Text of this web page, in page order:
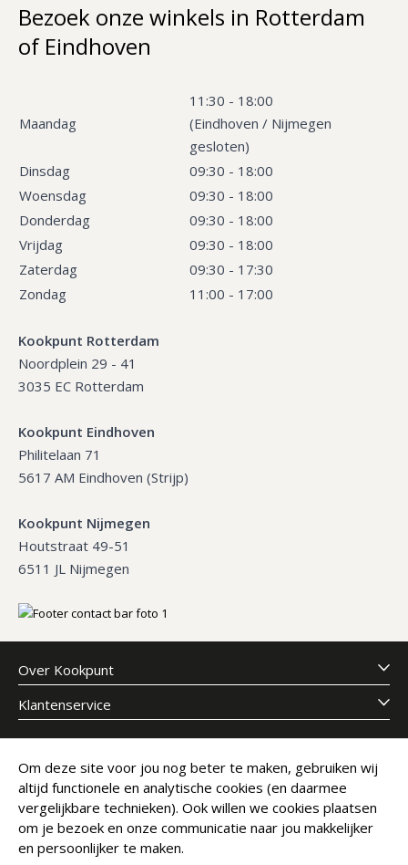
Bezoek onze winkels in Rotterdam
of Eindhoven
Maandag
11:30 - 18:00
(Eindhoven / Nijmegen
gesloten)
Dinsdag
09:30 - 18:00
Woensdag
09:30 - 18:00
Donderdag
09:30 - 18:00
Vrijdag
09:30 - 18:00
Zaterdag
09:30 - 17:30
Zondag
11:00 - 17:00
Kookpunt Rotterdam
Noordplein 29 - 41
3035 EC Rotterdam
Kookpunt Eindhoven
Philitelaan 71
5617 AM Eindhoven (Strijp)
Kookpunt Nijmegen
Houtstraat 49-51
6511 JL Nijmegen
Over Kookpunt
Klantenservice
Meld je aan voor onze nieuwsbrief
E-mailadres
Abonneer
Om deze site voor jou nog beter te maken, gebruiken wij
altijd functionele en analytische cookies (en daarmee
vergelijkbare technieken). Ook willen we cookies plaatsen
om je bezoek en onze communicatie naar jou makkelijker
en persoonlijker te maken.